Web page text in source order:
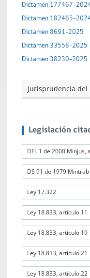
Dictamen 177467-
Dictamen 182465-
Dictamen 8691-2025
Dictamen 33558-2025
Dictamen 38230-2025
Jurisprudencia
Legislación
DFL 1 de 2000 Minjus,
DS 91 de 1979 Mintrab
Ley 17.322
Ley 18.833, artículo 11
Ley 18.833, artículo 19
Ley 18.833, artículo 21
Ley 18.833, artículo 22